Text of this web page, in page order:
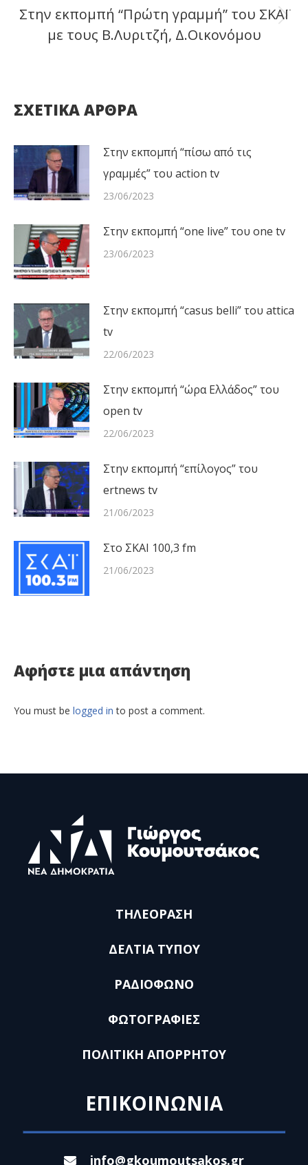
Next
post:
Στην εκπομπή “Πρώτη γραμμή” του ΣΚΑΪ
με τους Β.Λυριτζή, Δ.Οικονόμου
ΣΧΕΤΙΚΑ ΑΡΘΡΑ
Στην εκπομπή “πίσω από τις
γραμμές” του action tv
23/06/2023
Στην εκπομπή “one live” του one tv
23/06/2023
Στην εκπομπή “casus belli” του attica
tv
22/06/2023
Στην εκπομπή “ώρα Ελλάδος” του
open tv
22/06/2023
Στην εκπομπή “επίλογος” του
ertnews tv
21/06/2023
Στο ΣΚΑΙ 100,3 fm
21/06/2023
Αφήστε μια απάντηση
You must be logged in to post a comment.
ΤΗΛΕΟΡΑΣΗ
ΔΕΛΤΙΑ ΤΥΠΟΥ
ΡΑΔΙΟΦΩΝΟ
ΦΩΤΟΓΡΑΦΙΕΣ
ΠΟΛΙΤΙΚΗ ΑΠΟΡΡΗΤΟΥ
ΕΠΙΚΟΙΝΩΝΙΑ
info@gkoumoutsakos.gr